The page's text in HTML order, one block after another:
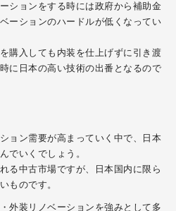
ションをする時には政府から補助金
ーションのハードルが低くなってい
購入しても内装を仕上げずに引き渡
に日本の高い技術の出番となるので
ョン需要が高まっていく中で、日本
でいくでしょう。
る中古市場ですが、日本国内に限ら
ものです。
外装リノベーションを強みとして多